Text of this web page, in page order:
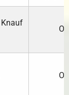
Knauf